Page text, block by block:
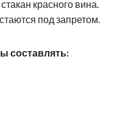
красного вина.
под запретом.
составлять: